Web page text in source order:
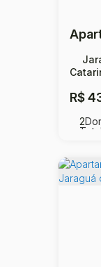
R$
2
Total: